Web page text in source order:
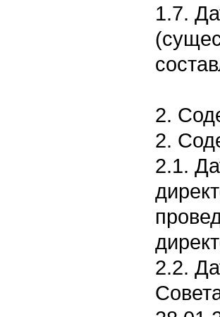
1.7.
2.
2.
2.1.
2.2.